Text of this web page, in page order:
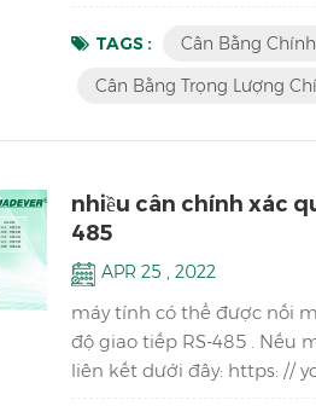
đếm đơn giản. · Tự động
TAGS : Cân Bằng
Cân Bằng Trọng Lượng
nhiều cân chính xác
485
APR 25 , 2022
máy tính có thể được nối
độ giao tiếp RS-485 . Nếu
liên kết dưới đây: https: //